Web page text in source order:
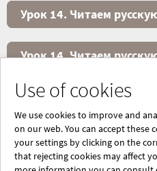
Use of cookies
We use cookies to improve and
on our web. You can accept these
your settings by clicking on the
that rejecting cookies may affect
Урок 14. Читаем
Урок 14. Читаем
Повторяем!
Урок 14. Читаем
слова
Powered by